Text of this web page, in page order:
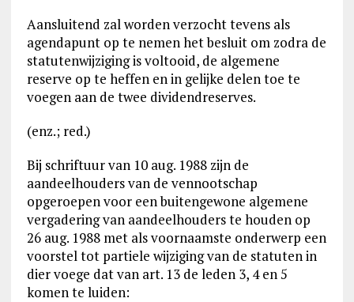
Aansluitend zal worden verzocht tevens als
agendapunt op te nemen het besluit om zodra de
statutenwijziging is voltooid, de algemene
reserve op te heffen en in gelijke delen toe te
voegen aan de twee dividendreserves.
(enz.; red.)
Bij schriftuur van 10 aug. 1988 zijn de
aandeelhouders van de vennootschap
opgeroepen voor een buitengewone algemene
vergadering van aandeelhouders te houden op
26 aug. 1988 met als voornaamste onderwerp een
voorstel tot partiele wijziging van de statuten in
dier voege dat van art. 13 de leden 3, 4 en 5
komen te luiden: